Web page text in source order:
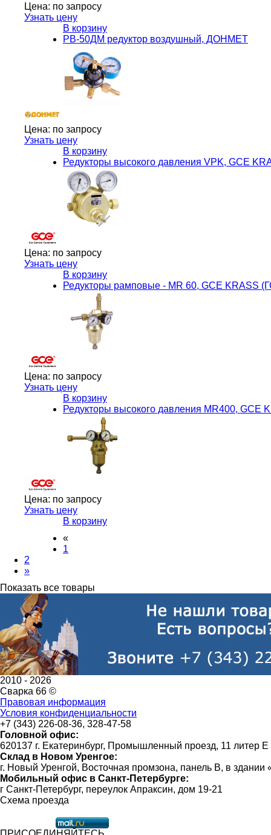
Цена: по запросу
Узнать цену
В корзину
РВ-50ДМ редуктор воздушный, ДОНМЕТ
Цена: по запросу
Узнать цену
В корзину
Редукторы высокого давления VPK, GCE
Цена: по запросу
Узнать цену
В корзину
Редукторы рамповые - MR 60, GCE KRASS
Цена: по запросу
Узнать цену
В корзину
Редукторы высокого давления MR400,
Цена: по запросу
Узнать цену
В корзину
«
1
2
»
Показать все товары
2010 - 2026
Сварка 66 ©
Правовая информация
Условия конфиденциальности
+7 (343) 226-08-36, 328-47-58
Головной офис:
620137 г. Екатеринбург, Промышленный проезд, 11 литер Е
Склад в Новом Уренгое:
г. Новый Уренгой, Восточная промзона, панель В, в
Мобильный офис в Санкт-Петербурге:
г Санкт-Петербург, переулок Апраксин, дом 19-21
Схема проезда